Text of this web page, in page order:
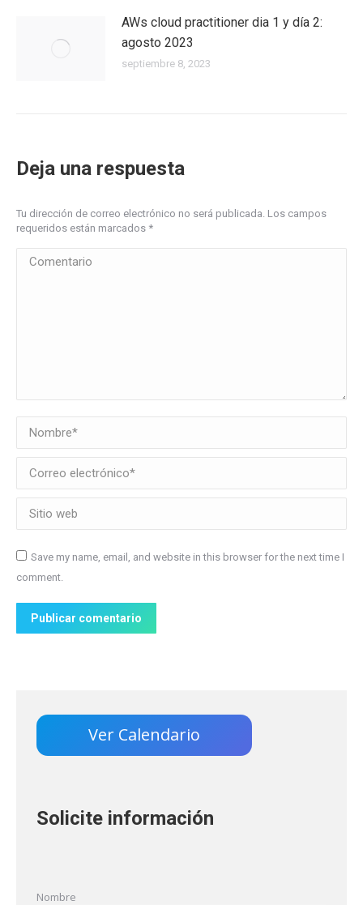
AWs cloud practitioner dia 1 y día 2:
agosto 2023
septiembre 8, 2023
Deja una respuesta
Tu dirección de correo electrónico no será publicada. Los campos
requeridos están marcados *
Comentario
Nombre *
Correo electrónico *
Sitio web
Save my name, email, and website in this browser for the next time I
comment.
Publicar comentario
Ver Calendario
Solicite información
Nombre